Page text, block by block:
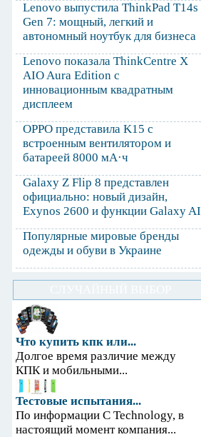
Lenovo выпустила ThinkPad T14s
Gen 7: мощный, легкий и
автономный ноутбук для бизнеса
Lenovo показала ThinkCentre X
AIO Aura Edition с
инновационным квадратным
дисплеем
OPPO представила K15 с
встроенным вентилятором и
батареей 8000 мА·ч
Galaxy Z Flip 8 представлен
официально: новый дизайн,
Exynos 2600 и функции Galaxy AI
Популярные мировые бренды
одежды и обуви в Украине
Что купить кпк или...
Долгое время различие между
КПК и мобильными...
Тестовые испытания...
По информации С Technology, в
настоящий момент компания...